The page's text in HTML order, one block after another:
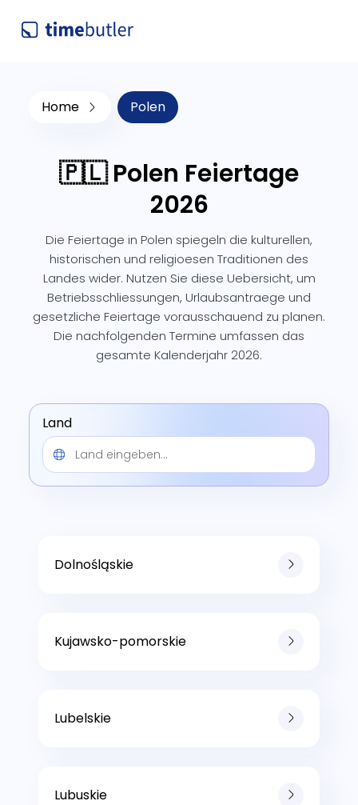
Home Polen
🇵🇱 Polen Feiertage
2026
Die Feiertage in Polen spiegeln die kulturellen,
historischen und religioesen Traditionen des
Landes wider. Nutzen Sie diese Uebersicht, um
Betriebsschliessungen, Urlaubsantraege und
gesetzliche Feiertage vorausschauend zu planen.
Die nachfolgenden Termine umfassen das
gesamte Kalenderjahr 2026.
Land
Dolnośląskie
Kujawsko-pomorskie
Lubelskie
Lubuskie